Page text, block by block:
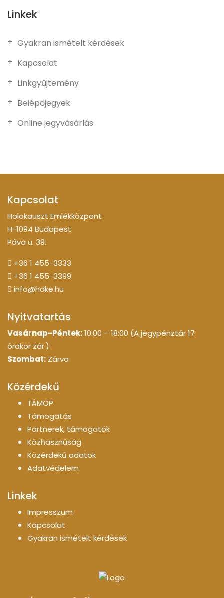
Linkek
Gyakran ismételt kérdések
Kapcsolat
Linkgyűjtemény
Belépőjegyek
Online jegyvásárlás
Kapcsolat
Holokauszt Emlékközpont
H-1094 Budapest
Páva u. 39.
+36 1 455-3333
+36 1 455-3399
info@hdke.hu
Nyitvatartás
Vasárnap-Péntek:10:00 – 18:00 (A jegypénztár 17
órakor zár.)
Szombat: Zárva
Közérdekű
TÁMOP
Támogatás
Partnerek, támogatók
Közhasznúság
Közérdekű adatok
Adatvédelem
Linkek
Impresszum
Kapcsolat
Gyakran ismételt kérdések